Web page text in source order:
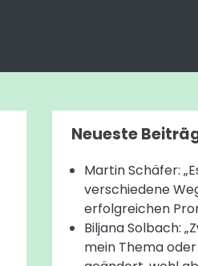
Neueste
Martin Schäfer:
verschiedene
erfolgreichen
Biljana Solbach:
mein Thema